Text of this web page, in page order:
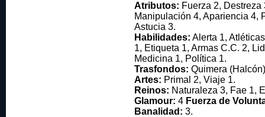
Atributos: Fuerza 2,
Manipulación 4, Apariencia 4,
Astucia 3.
Habilidades: Alerta 1,
1, Etiqueta 1, Armas C.C. 2,
Medicina 1, Política 1.
Trasfondos: Quimera
Artes: Primal 2, Viaje 1.
Reinos: Naturaleza 3, Fae 1,
Glamour: 4 Fuerza de
Banalidad: 3.